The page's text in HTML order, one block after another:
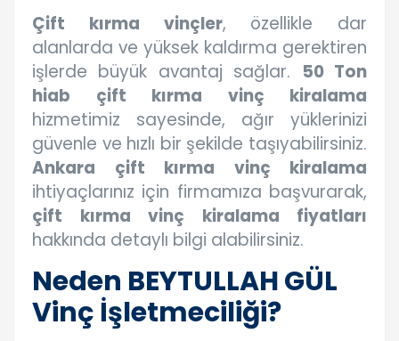
Çift kırma vinçler, özellikle dar
alanlarda ve yüksek kaldırma gerektiren
işlerde büyük avantaj sağlar. 50 Ton
hiab çift kırma vinç kiralama
hizmetimiz sayesinde, ağır yüklerinizi
güvenle ve hızlı bir şekilde taşıyabilirsiniz.
Ankara çift kırma vinç kiralama
ihtiyaçlarınız için firmamıza başvurarak,
çift kırma vinç kiralama fiyatları
hakkında detaylı bilgi alabilirsiniz.
Neden BEYTULLAH GÜL
Vinç İşletmeciliği?